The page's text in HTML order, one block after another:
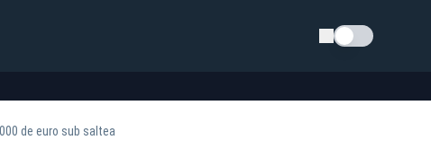
Schimba tema
de euro sub saltea